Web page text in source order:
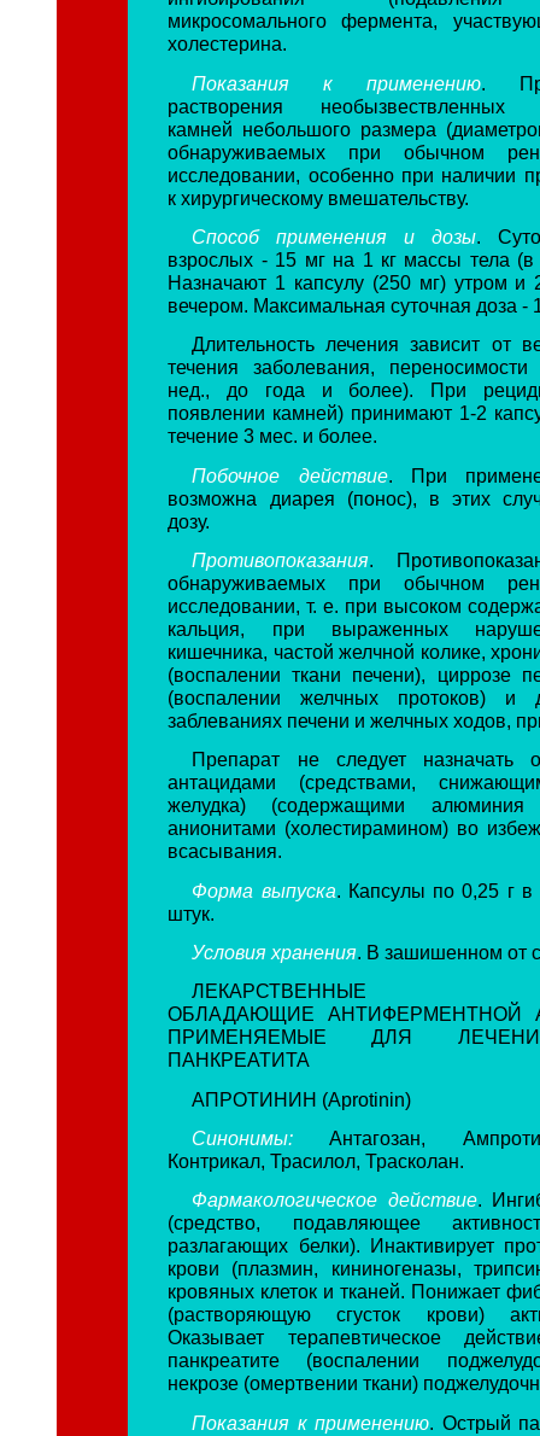
микросомального фермента,
холестерина.
Показания к применению .
растворения необызвествленных
камней небольшого размера
обнаруживаемых при обычном
исследовании, особенно при наличии
к хирургическому вмешательству.
Способ применения и дозы.
взрослых - 15 мг на 1 кг массы тела
Назначают 1 капсулу (250 мг) утром и
вечером. Максимальная суточная доза -
Длительность лечения зависит от
течения заболевания,
нед., до года и более). При
появлении камней) принимают 1-2
течение 3 мес. и более.
Побочное действие. При
возможна диарея (понос), в этих
дозу.
Противопоказания.
обнаруживаемых при обычном
исследовании, т. е. при высоком
кальция, при выраженных
кишечника, частой желчной колике,
(воспалении ткани печени), циррозе
(воспалении желчных протоков) и
заблеваниях печени и желчных ходов,
Препарат не следует назначать
антацидами (средствами,
желудка) (содержащими алюминия
анионитами (холестирамином) во
всасывания.
Форма выпуска . Капсулы по 0,25 г
штук.
Условия хранения. В зашишенном от
ЛЕКАРСТВЕННЫЕ
ОБЛАДАЮЩИЕ АНТИФЕРМЕНТНОЙ
ПРИМЕНЯЕМЫЕ ДЛЯ
ПАНКРЕАТИТА
АПРОТИНИН (Aprotinin)
Синонимы: Антагозан,
Контрикал, Трасилол, Трасколан.
Фармакологическое действие.
(средство, подавляющее
разлагающих белки). Инактивирует
крови (плазмин, кининогеназы,
кровяных клеток и тканей. Понижает
(растворяющую сгусток крови)
Оказывает терапевтическое
панкреатите (воспалении
некрозе (омертвении ткани)
Показания к применению . Острый